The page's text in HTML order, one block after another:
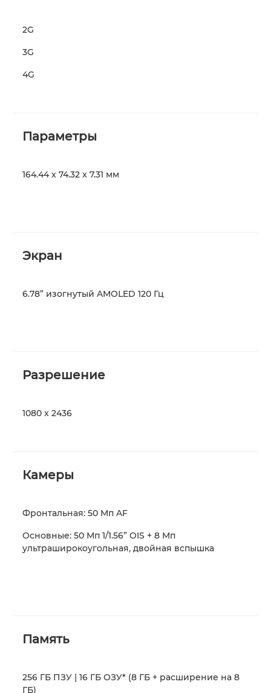
2G
3G
4G
Параметры
164.44 x 74.32 x 7.31 мм
Экран
6.78” изогнутый AMOLED 120 Гц
Разрешение
1080 x 2436
Камеры
Фронтальная: 50 Mп AF
Основные: 50 Мп 1/1.56” OIS + 8 Мп
ультраширокоугольная, двойная вспышка
Память
256 ГБ ПЗУ | 16 ГБ ОЗУ* (8 ГБ + расширение на 8
ГБ)